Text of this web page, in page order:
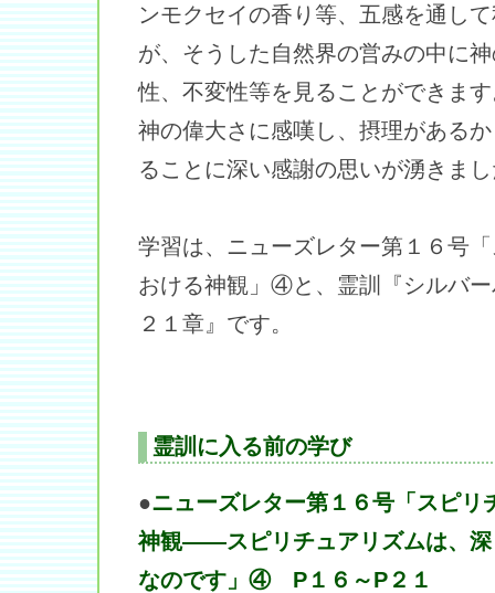
ンモクセイの香り等、五感を通し
が、そうした自然界の営みの中に
性、不変性等を見ることができま
神の偉大さに感嘆し、摂理がある
ることに深い感謝の思いが湧きま
学習は、ニューズレター第１６号
おける神観」④と、霊訓『シルバ
２１章』です。
霊訓に入る前の学び
●ニューズレター第１６号「スピリ
神観――スピリチュアリズムは、深
なのです」④ P１６～P２１